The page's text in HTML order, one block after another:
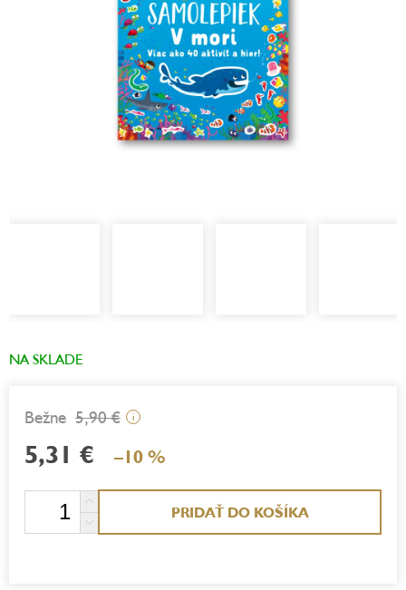
NA SKLADE
5,90 € i
5,31 € –10 %
PRIDAŤ DO KOŠÍKA